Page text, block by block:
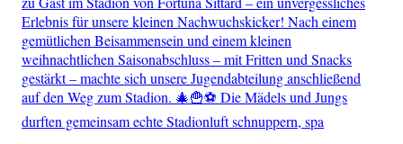
Erlebnis für unsere kleinen Nachwuchskicker! Nach einem
gemütlichen Beisammensein und einem kleinen
weihnachtlichen Saisonabschluss – mit Fritten und Snacks
gestärkt – machte sich unsere Jugendabteilung anschließend
auf den Weg zum Stadion. 🎄🍟⚽ Die Mädels und Jungs
durften gemeinsam echte Stadionluft schnuppern, spa